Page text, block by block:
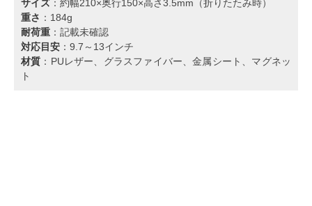
サイズ：約幅210×奥行150×高さ3.5mm（折りたたみ時）
重さ ：184g
耐荷重 ：記載未確認
対応目安 ：9.7～13インチ
材質 ：PUレザー、グラスファイバー、金属シート、マグネッ
ト